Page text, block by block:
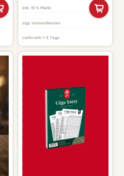
inkl. 19 % MwSt.
zzgl. Versandkosten
Lieferzeit:1-3 Tage